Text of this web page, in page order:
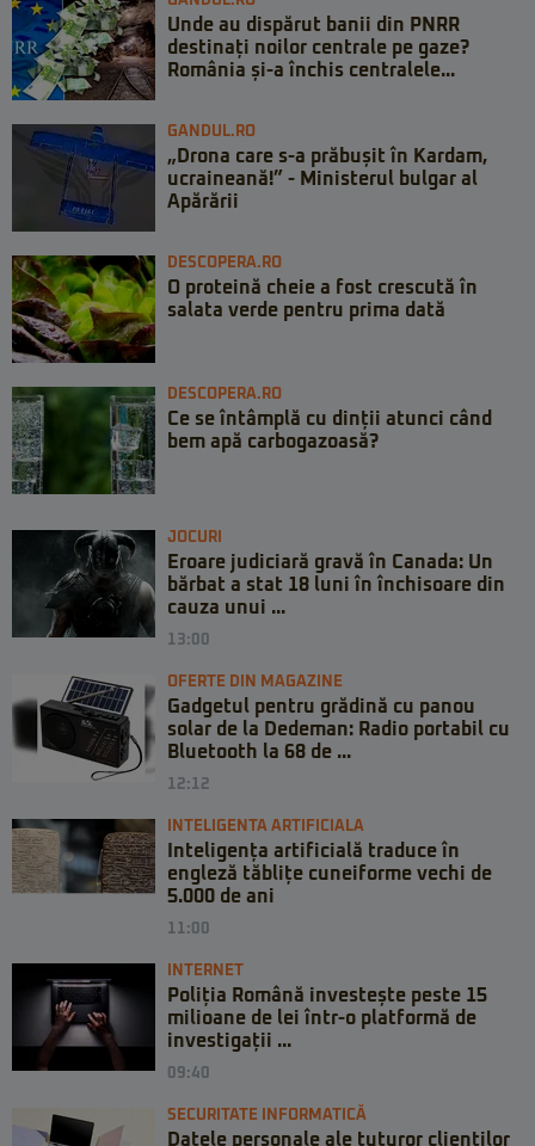
Unde au dispărut banii din PNRR
destinați noilor centrale pe gaze?
România și-a închis centralele...
GANDUL.RO
„Drona care s-a prăbușit în Kardam,
ucraineană!” - Ministerul bulgar al
Apărării
DESCOPERA.RO
O proteină cheie a fost crescută în
salata verde pentru prima dată
DESCOPERA.RO
Ce se întâmplă cu dinții atunci când
bem apă carbogazoasă?
JOCURI
Eroare judiciară gravă în Canada: Un
bărbat a stat 18 luni în închisoare din
cauza unui ...
13:00
OFERTE DIN MAGAZINE
Gadgetul pentru grădină cu panou
solar de la Dedeman: Radio portabil cu
Bluetooth la 68 de ...
12:12
INTELIGENTA ARTIFICIALA
Inteligența artificială traduce în
engleză tăblițe cuneiforme vechi de
5.000 de ani
11:00
INTERNET
Poliția Română investește peste 15
milioane de lei într-o platformă de
investigații ...
09:40
SECURITATE INFORMATICĂ
Datele personale ale tuturor clienților